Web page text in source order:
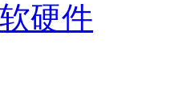
硬件